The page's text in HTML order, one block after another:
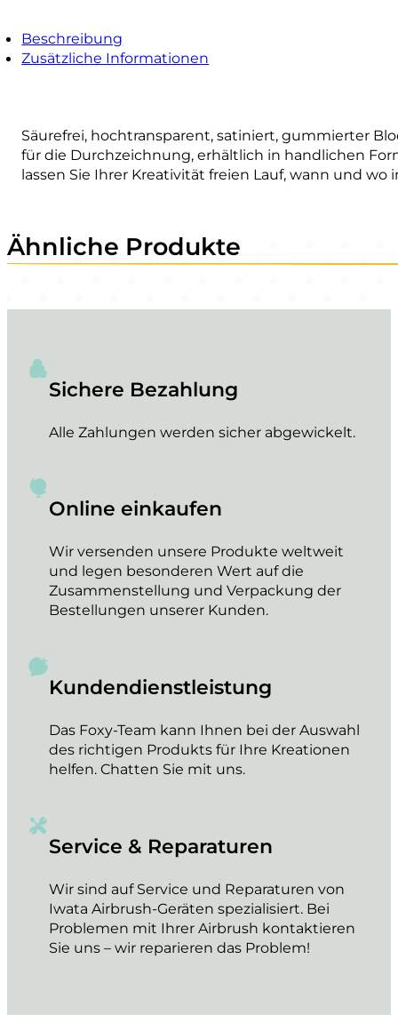
Beschreibung
Zusätzliche Informationen
Säurefrei, hochtransparent, satiniert, gummierter
für die Durchzeichnung, erhältlich in handlichen
lassen Sie Ihrer Kreativität freien Lauf, wann und wo
Ähnliche Produkte
Sichere Bezahlung
Alle Zahlungen werden sicher abgewickelt.
Online einkaufen
Wir versenden unsere Produkte weltweit
und legen besonderen Wert auf die
Zusammenstellung und Verpackung der
Bestellungen unserer Kunden.
Kundendienstleistung
Das Foxy-Team kann Ihnen bei der Auswahl
des richtigen Produkts für Ihre Kreationen
helfen. Chatten Sie mit uns.
Service & Reparaturen
Wir sind auf Service und Reparaturen von
Iwata Airbrush-Geräten spezialisiert. Bei
Problemen mit Ihrer Airbrush kontaktieren
Sie uns – wir reparieren das Problem!